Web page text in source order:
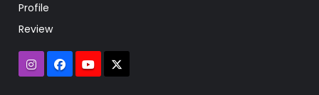
Profile
Review